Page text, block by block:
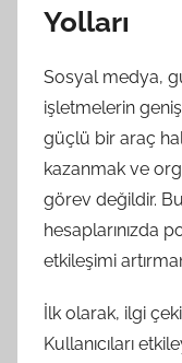
Yolları
Sosyal medya,
işletmelerin
güçlü bir araç
kazanmak ve
görev değildir.
hesaplarınızda
etkileşimi
İlk olarak, ilgi
Kullanıcıları